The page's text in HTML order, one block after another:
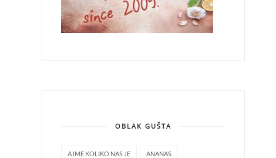
OBLAK GUŠTA
AJME KOLIKO NAS JE ANANAS